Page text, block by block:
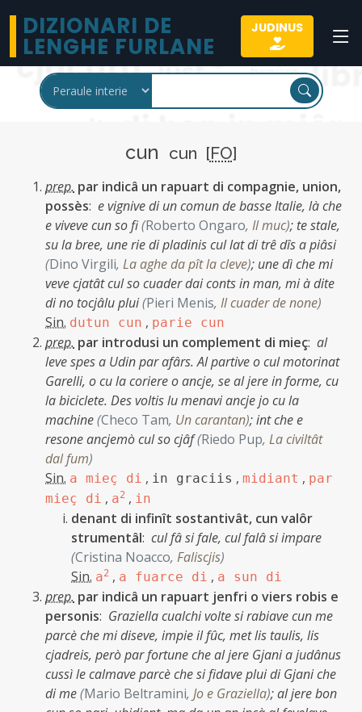
DIZIONARI DE
LENGHE FURLANE
JUDINUS
cun cun [FO]
prep. par indicâ un rapuart di compagnie, union,
possès: e vignive di un comun de basse Italie, là che
e viveve cun so fi(Roberto Ongaro, Il muc); te stale,
su la bree, une rie di pladinis cul lat di trê dîs a piâsi
(Dino Virgili, La aghe da pît la cleve); une dì che mi
veve cjatât cul so cuader dai conts in man, mi à dite
di no tocjâlu plui(Pieri Menis, Il cuader de none)
Sin. dutun cun , parie cun
prep. par introdusi un complement di mieç: al
leve spes a Udin par afârs. Al partive o cul motorinat
Garelli, o cu la coriere o ancje, se al jere in forme, cu
la biciclete. Des voltis lu menavi ancje jo cu la
machine(Checo Tam, Un carantan);int che e
resone ancjemò cul so cjâf(Riedo Pup, La civiltât
dal fum)
Sin. a mieç di , in graciis , midiant , par
mieç di , a2 , in
denant di infinît sostantivât, cun valôr
strumentâl: cul fâ si fale, cul falâ si impare
(Cristina Noacco, Faliscjis)
Sin. a2 , a fuarce di , a sun di
prep. par indicâ un rapuart jenfri o viers robis e
personis: Graziella cualchi volte si rabiave cun me
parcè che mi diseve, impie il fûc, met lis taulis, lis
cjadreis, però par fortune che al jere Gjani a judânus
cussì le calmave parcè che si fidave plui di Gjani che
di me(Mario Beltramini, Jo e Graziella);al jere bon